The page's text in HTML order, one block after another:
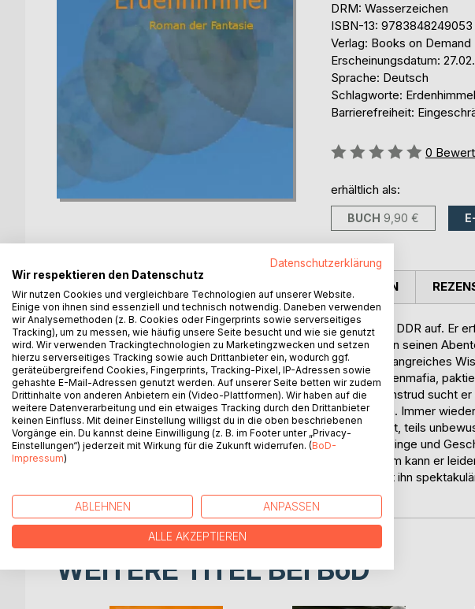
DRM: Wasserzeichen
ISBN-13: 9783848249053
Verlag: Books on Demand
Erscheinungsdatum:
Sprache: Deutsch
Schlagworte:
Barrierefreiheit:
Bewertung::
0
erhältlich als:
BUCH 9,90 €
Sehr materialistisch geprägt wächst der Romanheld in der DDR auf. Er
seitdem den Spitznamen Rondor. Felsengewaltig reift er an seinen
deutschen Wiedervereinigung von 1990 besitzt er ein umfangreiches
Er gründet eine Handelsfirma, gerät in die Fänge der Russenmafia,
schwarzen Mächten bestehen. Mit der hübschen Hexe Unstrud sucht
zusammen eine unbekannte magische Energie verkörpern. Immer
ihn schrittweise zur Selbsterkenntnis führen. Teils bewusst, teils
der Erde, bleibt jedoch Gefangener seines Körpers. Alle Dinge und
großen Veränderungen auf dem blauen Planeten. Trotzdem kann er
Doch sein unbändiger Drang nach Weiterentwicklung lässt ihn
Zeit-Gefüges zurückkehren.
PRESSESTIMMEN
WEITERE TITEL BEIBoD
Datenschutzerklärung
Wir respektieren den Datenschutz
Wir nutzen Cookies und vergleichbare Technologien auf unserer Website.
Einige von ihnen sind essenziell und technisch notwendig. Daneben verwenden
wir Analysemethoden (z. B. Cookies oder Fingerprints sowie serverseitiges
Tracking), um zu messen, wie häufig unsere Seite besucht und wie sie genutzt
wird. Wir verwenden Trackingtechnologien zu Marketingzwecken und setzen
hierzu serverseitiges Tracking sowie auch Drittanbieter ein, wodurch ggf.
geräteübergreifend Cookies, Fingerprints, Tracking-Pixel, IP-Adressen sowie
gehashte E-Mail-Adressen genutzt werden. Auf unserer Seite betten wir zudem
Drittinhalte von anderen Anbietern ein (Video-Plattformen). Wir haben auf die
weitere Datenverarbeitung und ein etwaiges Tracking durch den Drittanbieter
keinen Einfluss. Mit deiner Einstellung willigst du in die oben beschriebenen
Vorgänge ein. Du kannst deine Einwilligung (z. B. im Footer unter „Privacy-
Einstellungen“) jederzeit mit Wirkung für die Zukunft widerrufen. (BoD-
Impressum)
ABLEHNEN ANPASSEN
ALLE AKZEPTIEREN